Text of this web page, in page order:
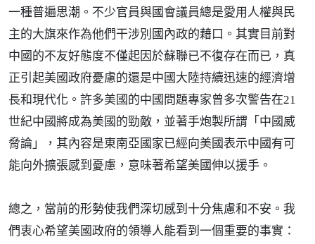
一種普遍思潮。不少官員與國會議員總是愛用人權與民
主的大旗來作為他們干涉別國內政的藉口。其實目前對
中國的不友好態度不僅起因於蘇聯已不復存在而已，真
正引起美國政府憂慮的還是中國大陸持續迅速的經濟增
長和現代化。許多美國的中國問題專家曾多次警告在21
世紀中國將成為美國的勁敵，並著手炮製所謂「中國威
脅論」，其內容是東南亞國家已經向美國表示中國有可
能向外擴張感到憂慮，意味著希望美國伸以援手。
總之，當前的形勢使我們深切感到十分焦慮和不安。我
們衷心希望美國政府的領導人能看到一個重要的事實：